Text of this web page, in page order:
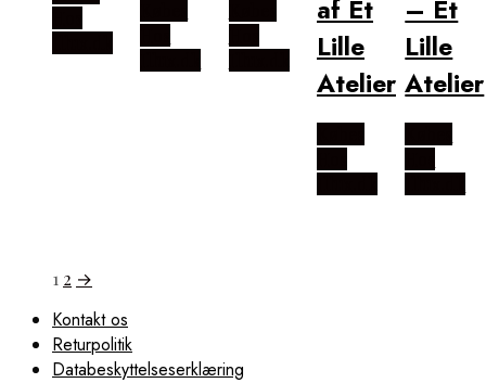
af Et
Lille
Atelier
– Et
Lille
Atelier
1 2 →
Kontakt os
Returpolitik
Databeskyttelseserklæring